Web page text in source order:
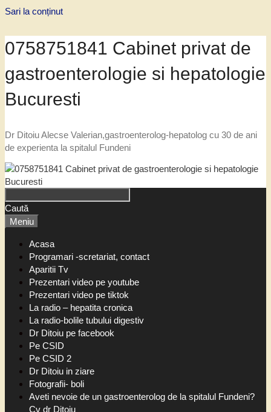
Sari la conținut
0758751841 Cabinet privat de
gastroenterologie si hepatologie
Bucuresti
Dr Ditoiu Alecse Valerian,gastroenterolog-hepatolog cu 30 de ani
de experienta la spitalul Fundeni
Caută
Meniu
Acasa
Programari -scretariat, contact
Aparitii Tv
Prezentari video pe youtube
Prezentari video pe tiktok
La radio – hepatita cronica
La radio-bolile tubului digestiv
Dr Ditoiu pe facebook
Pe CSID
Pe CSID 2
Dr Ditoiu in ziare
Fotografii- boli
Aveti nevoie de un gastroenterolog de la spitalul Fundeni?
Cv dr Ditoiu